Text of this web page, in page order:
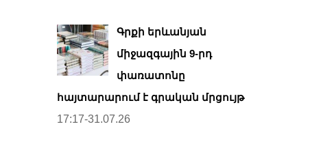
Գրքի երևանյան
միջազգային 9-րդ
փառատոնը
հայտարարում է գրական մրցույթ
17:17-31.07.26